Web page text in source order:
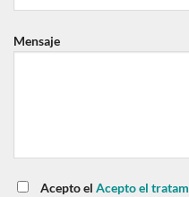
Mensaje
Acepto el Acepto el